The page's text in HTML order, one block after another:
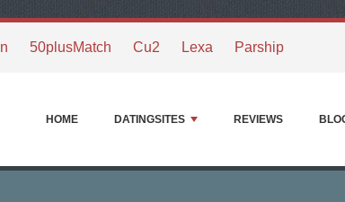
50plusMatch Cu2 Lexa Parship
HOME DATINGSITES REVIEWS